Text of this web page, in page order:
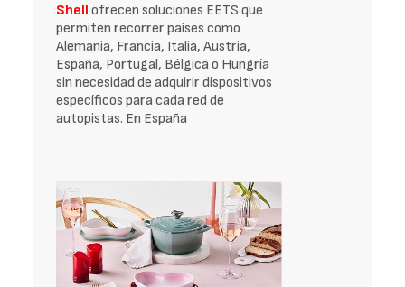
Shell ofrecen soluciones EETS que
permiten recorrer países como
Alemania, Francia, Italia, Austria,
España, Portugal, Bélgica o Hungría
sin necesidad de adquirir dispositivos
específicos para cada red de
autopistas. En España